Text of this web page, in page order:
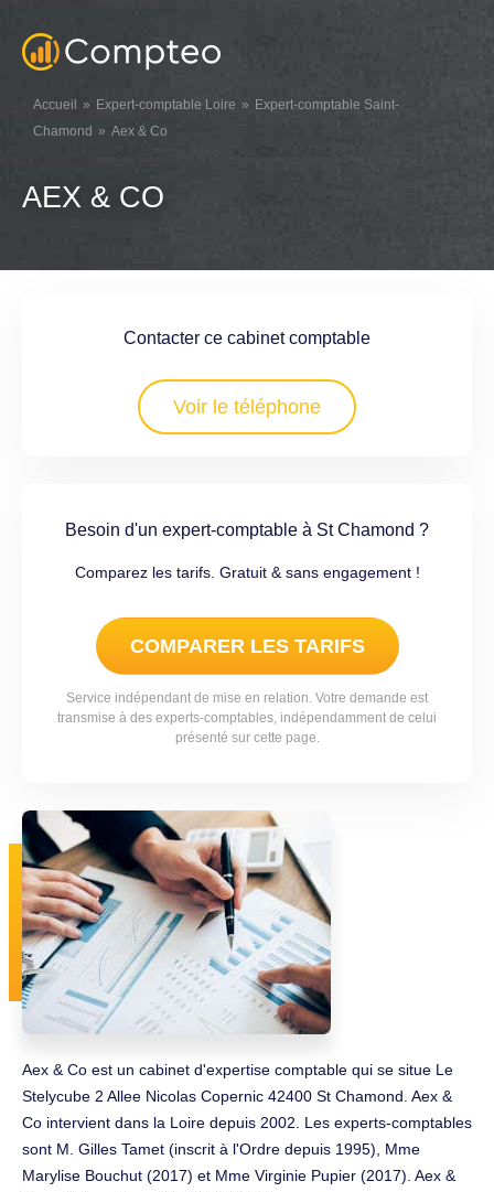
Accueil Expert-comptable Loire
Expert-comptable Saint-
Chamond
Aex & Co
AEX & CO
Contacter ce cabinet comptable
Voir le téléphone
Besoin d'un expert-comptable à St Chamond ?
Comparez les tarifs. Gratuit & sans engagement !
COMPARER LES TARIFS
Service indépendant de mise en relation. Votre demande est
transmise à des experts-comptables, indépendamment de celui
présenté sur cette page.
Aex & Co est un cabinet d'expertise comptable qui se situe Le
Stelycube 2 Allee Nicolas Copernic 42400 St Chamond. Aex &
Co intervient dans la Loire depuis 2002. Les experts-comptables
sont M. Gilles Tamet (inscrit à l'Ordre depuis 1995), Mme
Marylise Bouchut (2017) et Mme Virginie Pupier (2017). Aex &